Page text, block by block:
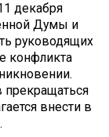
декабря
Думы и
руководящих
конфликта
прекращаться
внести в